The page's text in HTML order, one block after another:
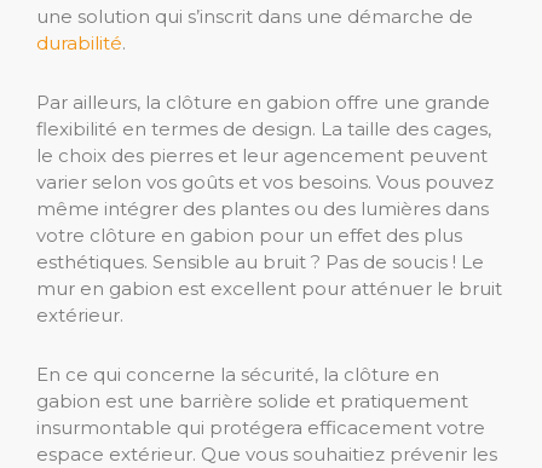
une solution qui s’inscrit dans une démarche de
durabilité.
Par ailleurs, la clôture en gabion offre une grande
flexibilité en termes de design. La taille des cages,
le choix des pierres et leur agencement peuvent
varier selon vos goûts et vos besoins. Vous pouvez
même intégrer des plantes ou des lumières dans
votre clôture en gabion pour un effet des plus
esthétiques. Sensible au bruit ? Pas de soucis ! Le
mur en gabion est excellent pour atténuer le bruit
extérieur.
En ce qui concerne la sécurité, la clôture en
gabion est une barrière solide et pratiquement
insurmontable qui protégera efficacement votre
espace extérieur. Que vous souhaitiez prévenir les